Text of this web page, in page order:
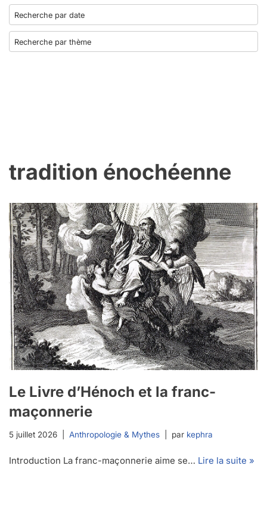
tradition énochéenne
Le Livre d’Hénoch et la franc-
maçonnerie
5 juillet 2026 Anthropologie & Mythes par kephra
Introduction La franc-maçonnerie aime se… Lire la suite »